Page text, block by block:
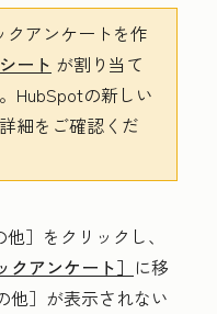
クアンケートを作
シート が割り当て
HubSpotの新しい
細をご確認くだ
他］をクリックし、
クアンケート］ に移
他］が表示されない